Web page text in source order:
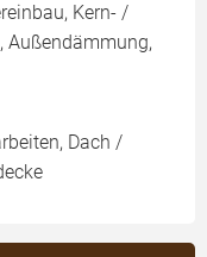
Kern- /
Außendämmung,
Dach /